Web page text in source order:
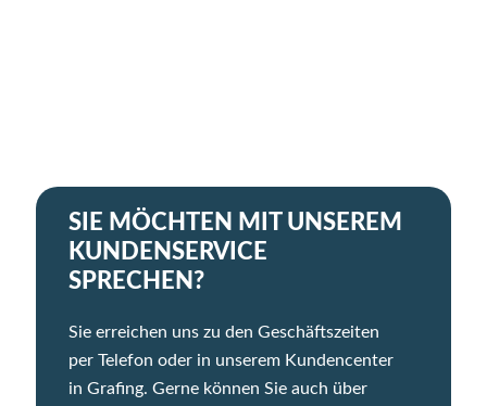
SIE MÖCHTEN MIT UNSEREM
KUNDENSERVICE
SPRECHEN?
Sie erreichen uns zu den Geschäftszeiten
per Telefon oder in unserem Kundencenter
in Grafing. Gerne können Sie auch über